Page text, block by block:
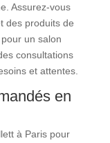
Assurez-vous
des produits de
un salon
consultations
et attentes.
en
à Paris pour